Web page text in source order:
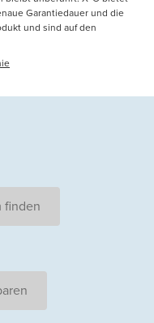
Garantiedauer und die
und sind auf den
finden